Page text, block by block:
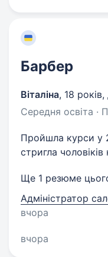
Барбер
Віталіна, 18 років,
Середня освіта ·
Пройшла курси у
стригла
Ще 1 резюме
Адміністратор
вчора
вчора